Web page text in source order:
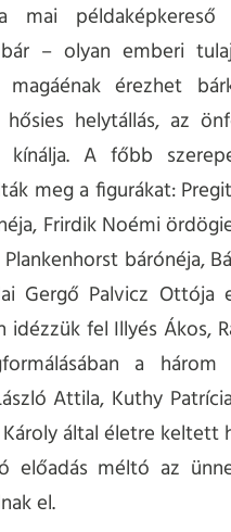
példaképkereső
– olyan emberi
érezhet
helytállás, az
kínálja. A főbb
meg a figurákat:
Frirdik Noémi
bárónéja,
Gergő Palvicz Ottója
idézzük fel Illyés Ákos,
a három
Attila, Kuthy
által életre keltett
előadás méltó az
el.